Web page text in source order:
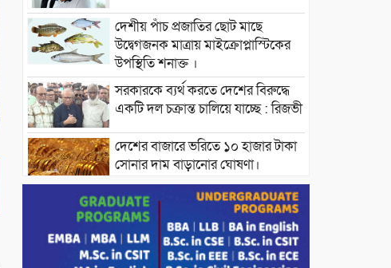
দেশীয় পাঁচ প্রজাতির ছোট মাছে
উদ্বেগজনক মাত্রায় মাইক্রোপ্লাস্টিকের
উপস্থিতি শনাক্ত ।
সরকারকে ব্যর্থ করতে দেশের বিরুদ্ধে
একটি দল চক্রান্ত চালিয়ে যাচ্ছে : রিজভী
দেশের বাজারে ভরিতে ১০ হাজার টাকা
সোনার দাম বাড়ানোর ঘোষণা।
ভারপ্রাপ্ত রাষ্ট্রপতি হাফিজ উদ্দিন
আহমদের সাথে এইচটি বাংলা অনলাইন
পোর্টাল ও আইপি টিভির সম্পাদক মোঃ
ইসমাইল হোসেনের সৌজন্য সাক্ষাৎ।